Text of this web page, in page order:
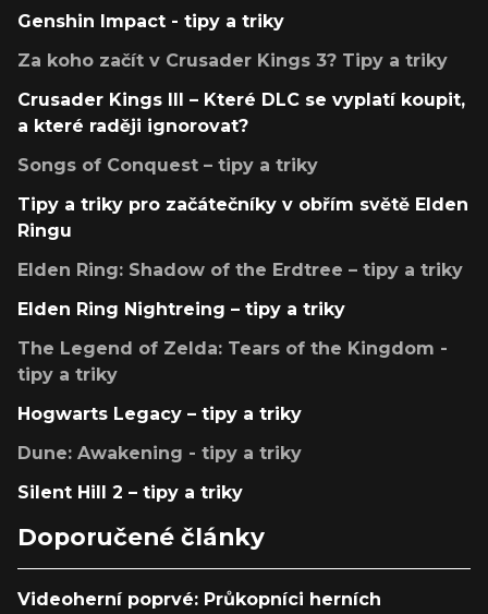
Genshin Impact - tipy a triky
Za koho začít v Crusader Kings 3? Tipy a triky
Crusader Kings III – Které DLC se vyplatí koupit,
a které raději ignorovat?
Songs of Conquest – tipy a triky
Tipy a triky pro začátečníky v obřím světě Elden
Ringu
Elden Ring: Shadow of the Erdtree – tipy a triky
Elden Ring Nightreing – tipy a triky
The Legend of Zelda: Tears of the Kingdom -
tipy a triky
Hogwarts Legacy – tipy a triky
Dune: Awakening - tipy a triky
Silent Hill 2 – tipy a triky
Doporučené články
Videoherní poprvé: Průkopníci herních